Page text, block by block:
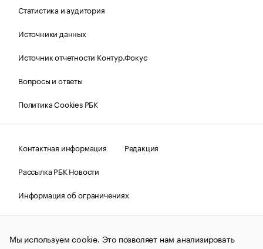
Статистика и аудитория
Источники данных
Источник отчетности Контур.Фокус
Вопросы и ответы
Политика Cookies РБК
Контактная информация
Редакция
Рассылка РБК Новости
Информация об ограничениях
Правовая информация
О соблюдении авторских прав
© АО «РОСБИЗНЕСКОНСАЛТИНГ»,1995–2026.Сообщения
Мы используем cookie. Это позволяет нам анализировать